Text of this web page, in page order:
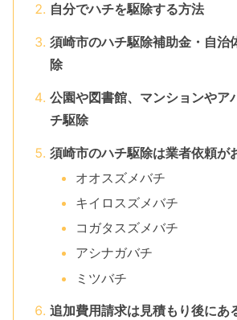
自分でハチを駆除する方法
須崎市のハチ駆除補助金・自治
除
公園や図書館、マンションやア
チ駆除
須崎市のハチ駆除は業者依頼が
オオスズメバチ
キイロスズメバチ
コガタスズメバチ
アシナガバチ
ミツバチ
追加費用請求は見積もり後にあ